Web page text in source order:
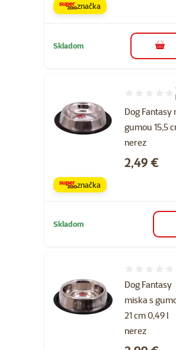
značka
Skladom do
Dog Fantasy
gumou 15,5
nerez
Hodnotenie
Cena
2,49 €
značka
Skladom
Dog Fantasy
miska s
21 cm 0,49 l
nerez